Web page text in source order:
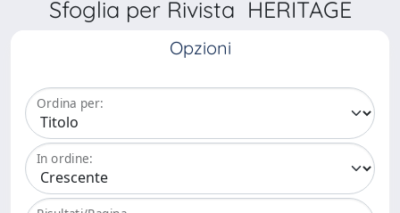
Sfoglia per Rivista HERITAGE
Opzioni
Ordina per:
In ordine: